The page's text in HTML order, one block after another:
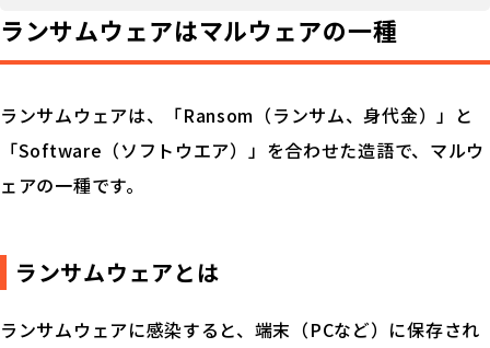
ランサムウェアはマルウェアの一種
ランサムウェアは、「Ransom（ランサム、身代金）」と
「Software（ソフトウエア）」を合わせた造語で、マルウ
ェアの一種です。
ランサムウェアとは
ランサムウェアに感染すると、端末（PCなど）に保存され